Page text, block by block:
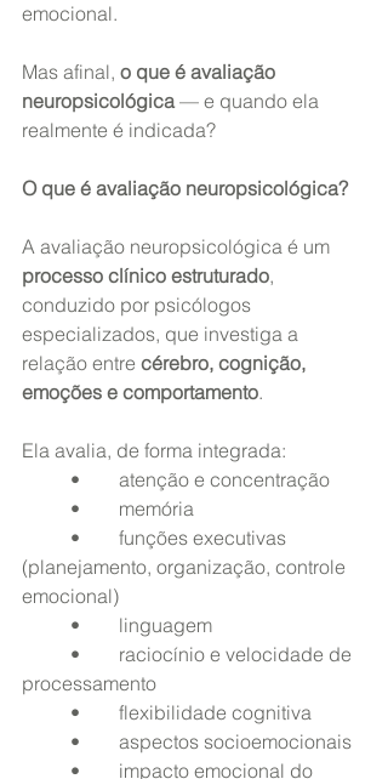
emocional.
Mas afinal, o que é avaliação
neuropsicológica — e quando ela
realmente é indicada?
O que é avaliação neuropsicológica?
A avaliação neuropsicológica é um
processo clínico estruturado,
conduzido por psicólogos
especializados, que investiga a
relação entre cérebro, cognição,
emoções e comportamento.
Ela avalia, de forma integrada:
	•	atenção e concentração
	•	memória
(planejamento, organização, controle
emocional)
	•	linguagem
processamento
	•	flexibilidade cognitiva
	•	aspectos socioemocionais